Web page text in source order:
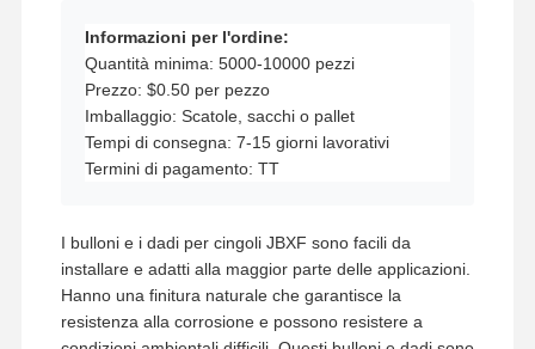
Informazioni per l'ordine:
Quantità minima: 5000-10000 pezzi
Prezzo: $0.50 per pezzo
Imballaggio: Scatole, sacchi o pallet
Tempi di consegna: 7-15 giorni lavorativi
Termini di pagamento: TT
I bulloni e i dadi per cingoli JBXF sono facili da
installare e adatti alla maggior parte delle applicazioni.
Hanno una finitura naturale che garantisce la
resistenza alla corrosione e possono resistere a